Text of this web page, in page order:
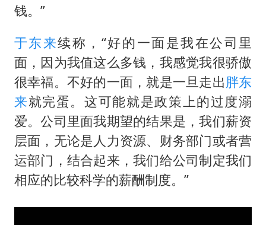
钱。”
于东来续称，“好的一面是我在公司里
面，因为我值这么多钱，我感觉我很骄傲
很幸福。不好的一面，就是一旦走出胖东
来就完蛋。这可能就是政策上的过度溺
爱。公司里面我期望的结果是，我们薪资
层面，无论是人力资源、财务部门或者营
运部门，结合起来，我们给公司制定我们
相应的比较科学的薪酬制度。”